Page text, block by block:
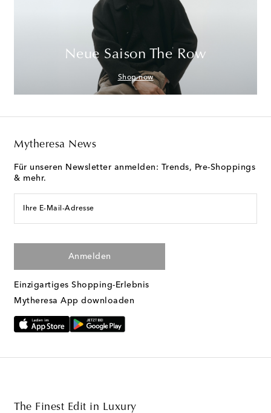
Neue Saison The Row
Shop now
Mytheresa News
Für unseren Newsletter anmelden: Trends, Pre-Shoppings
& mehr.
Ihre E-Mail-Adresse
Anmelden
Einzigartiges Shopping-Erlebnis
Mytheresa App downloaden
The Finest Edit in Luxury